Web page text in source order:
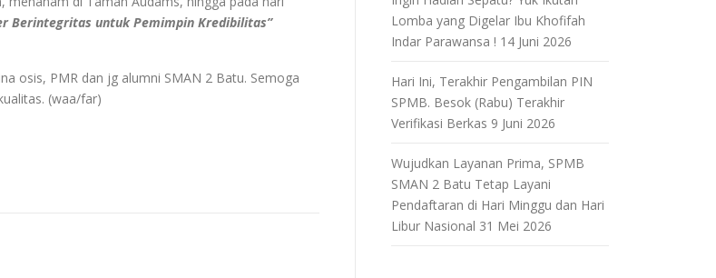
Berintegritas untuk Pemimpin Kredibilitas”
osis, PMR dan jg alumni SMAN 2 Batu. Semoga
(waa/far)
Lomba yang Digelar Ibu Khofifah
Indar Parawansa ! 14 Juni 2026
Hari Ini, Terakhir Pengambilan PIN
SPMB. Besok (Rabu) Terakhir
Verifikasi Berkas 9 Juni 2026
Wujudkan Layanan Prima, SPMB
SMAN 2 Batu Tetap Layani
Pendaftaran di Hari Minggu dan Hari
Libur Nasional 31 Mei 2026